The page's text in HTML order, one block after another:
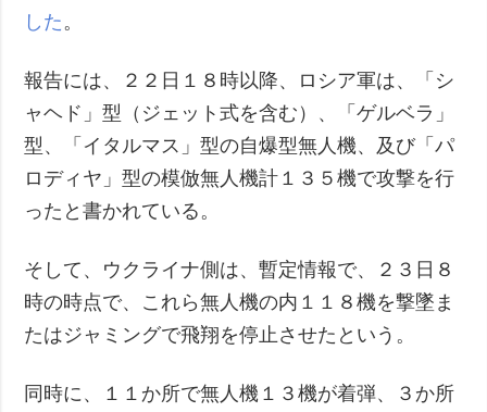
した。
報告には、２２日１８時以降、ロシア軍は、「シ
ャヘド」型（ジェット式を含む）、「ゲルベラ」
型、「イタルマス」型の自爆型無人機、及び「パ
ロディヤ」型の模倣無人機計１３５機で攻撃を行
ったと書かれている。
そして、ウクライナ側は、暫定情報で、２３日８
時の時点で、これら無人機の内１１８機を撃墜ま
たはジャミングで飛翔を停止させたという。
同時に、１１か所で無人機１３機が着弾、３か所